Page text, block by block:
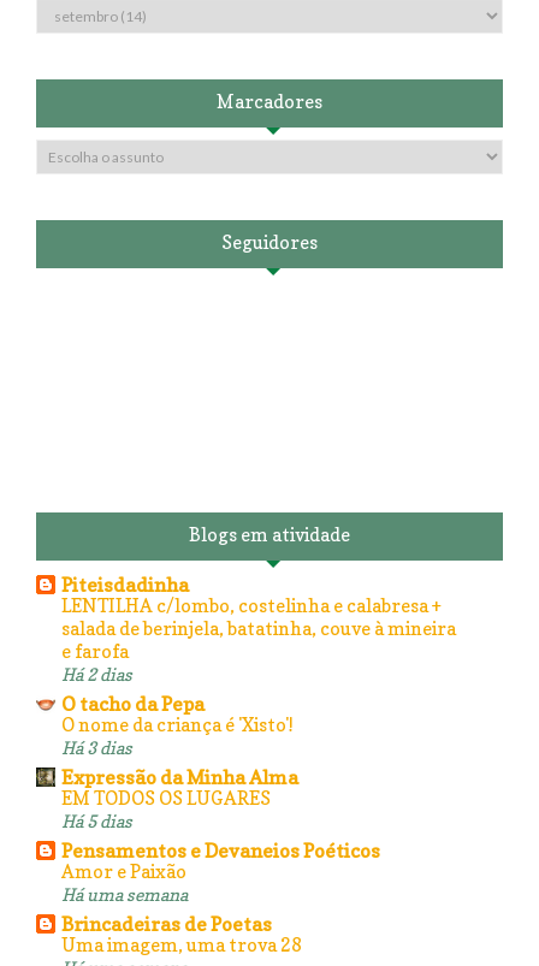
Marcadores
Seguidores
Blogs em atividade
Piteisdadinha
LENTILHA c/lombo, costelinha e calabresa +
salada de berinjela, batatinha, couve à mineira
e farofa
Há 2 dias
O tacho da Pepa
O nome da criança é 'Xisto'!
Há 3 dias
Expressão da Minha Alma
EM TODOS OS LUGARES
Há 5 dias
Pensamentos e Devaneios Poéticos
Amor e Paixão
Há uma semana
Brincadeiras de Poetas
Uma imagem, uma trova 28